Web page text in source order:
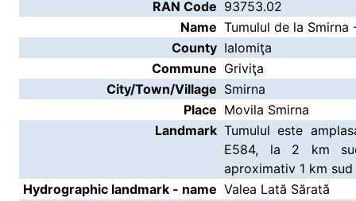
RAN Code 93753.02
Name Tumulul de la Smirna
County Ialomiţa
Commune Griviţa
City/Town/Village Smirna
Place Movila Smirna
Landmark Tumulul este
E584, la 2 km
aproximativ 1 km
Hydrographic landmark - name Valea Lată Sărată